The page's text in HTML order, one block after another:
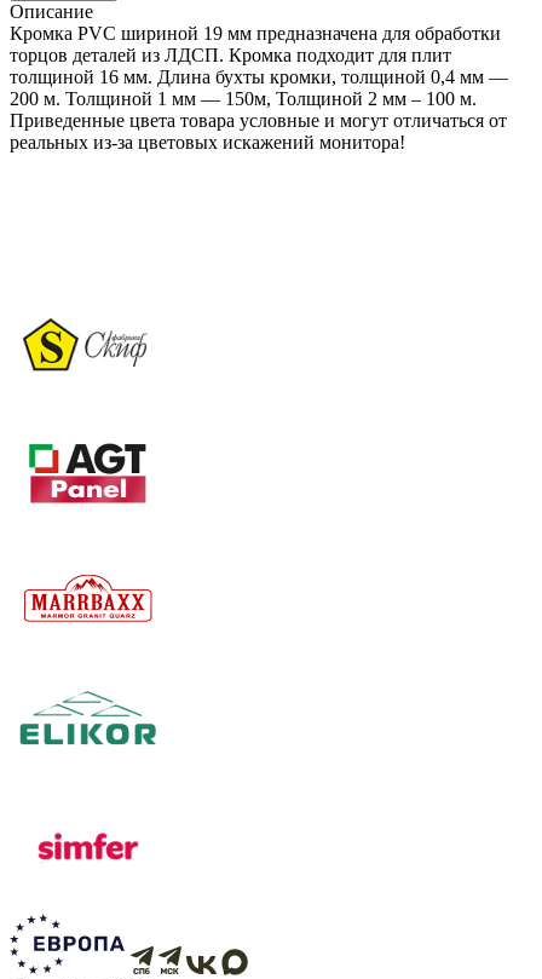
Описание
Кромка PVC шириной 19 мм предназначена для обработки
торцов деталей из ЛДСП. Кромка подходит для плит
толщиной 16 мм. Длина бухты кромки, толщиной 0,4 мм —
200 м. Толщиной 1 мм — 150м, Толщиной 2 мм – 100 м.
Приведенные цвета товара условные и могут отличаться от
реальных из-за цветовых искажений монитора!